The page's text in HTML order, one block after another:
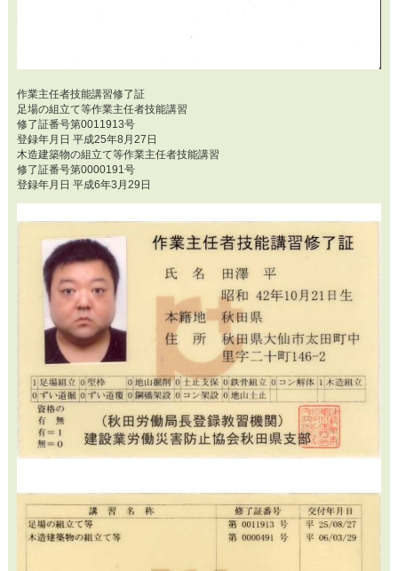
作業主任者技能講習修了証
足場の組立て等作業主任者技能講習
修了証番号第0011913号
登録年月日 平成25年8月27日
木造建築物の組立て等作業主任者技能講習
修了証番号第0000191号
登録年月日 平成6年3月29日